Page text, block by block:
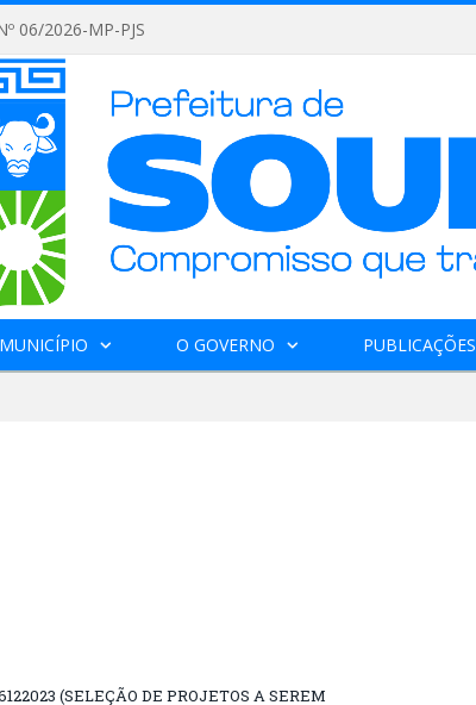
06/2026-MP-PJS
O GOVERNO PUBLICAÇÕES
(SELEÇÃO DE PROJETOS A SEREM